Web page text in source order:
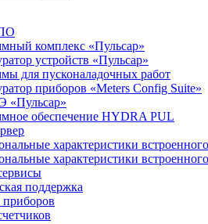
комплекс «Пульсар»
устройств «Пульсар»
для пусконаладочных работ
приборов «Meters Config Suite»
обеспечение HYDRA PUL
характеристики
характеристики
поддержка